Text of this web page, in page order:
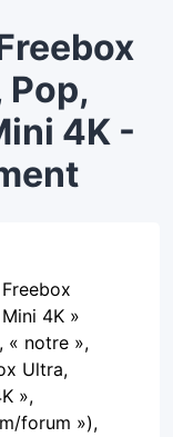
Pop,
4K -
4K »
« notre »,
Ultra,
»,
forum »),